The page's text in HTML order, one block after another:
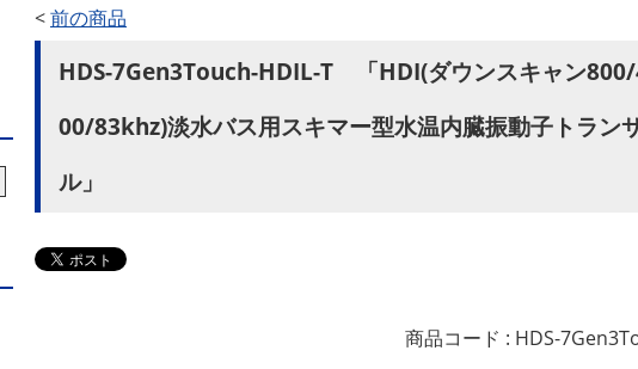
<前の商品
HDS-7Gen3Touch-HDIL-T 「HDI(ダウンスキャン
00/83khz)淡水バス用スキマー型水温内臓振動子トラン
ル」
商品コード : HDS-